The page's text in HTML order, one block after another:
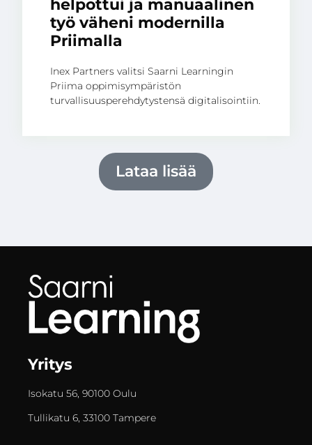
helpottui ja manuaalinen
työ väheni modernilla
Priimalla
Inex Partners valitsi Saarni Learningin
Priima oppimisympäristön
turvallisuusperehdytystensä digitalisointiin.
Lataa lisää
Yritys
Isokatu 56, 90100 Oulu
Tullikatu 6, 33100 Tampere